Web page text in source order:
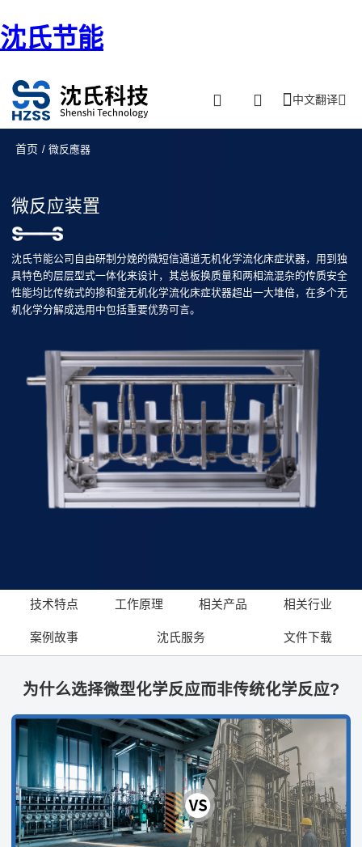
沈氏节能
中文翻译
首页 / 微反應器
微反应装置
沈氏节能公司自由研制分娩的微短信通道无机化学流化床症状器，用到独
具特色的层层型式一体化来设计，其总板换质量和两相流混杂的传质安全
性能均比传统式的掺和釜无机化学流化床症状器超出一大堆倍，在多个无
机化学分解成选用中包括重要优势可言。
技术特点 工作原理 相关产品 相关行业
案例故事 沈氏服务 文件下载
为什么选择微型化学反应而非传统化学反应?